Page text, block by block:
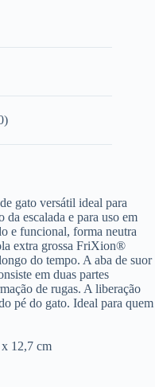
gato versátil ideal para
da escalada e para uso em
e funcional, forma neutra
extra grossa FriXion®
do tempo. A aba de suor
em duas partes
de rugas. A liberação
pé do gato. Ideal para quem
x 15,24 x 12,7 cm